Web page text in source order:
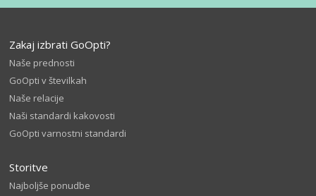
Zakaj izbrati GoOpti?
Naše prednosti
GoOpti v številkah
Naše relacije
Naši standardi kakovosti
GoOpti varnostni standardi
Storitve
Najboljše ponudbe